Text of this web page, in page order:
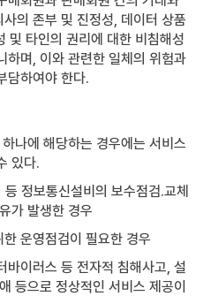
의 존부 및 진정성, 데이터 상품
및 타인의 권리에 대한 비침해성
하며, 이와 관련한 일체의 위험과
담하여야 한다.
나에 해당하는 경우에는 서비스
있다.
정보통신설비의 보수점검․교체
가 발생한 경우
운영점검이 필요한 경우
이러스 등 전자적 침해사고, 설
등으로 정상적인 서비스 제공이